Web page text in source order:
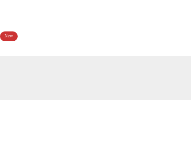
New